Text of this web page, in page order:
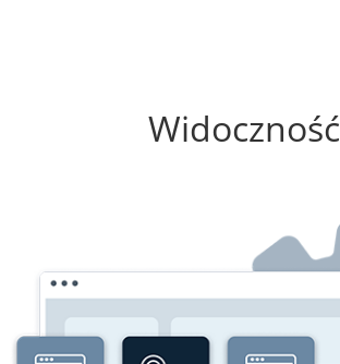
Widoczność